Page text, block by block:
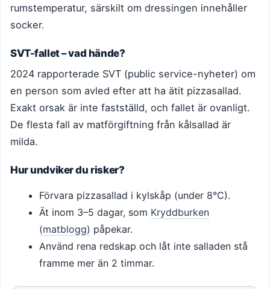
rumstemperatur, särskilt om dressingen innehåller
socker.
SVT-fallet – vad hände?
2024 rapporterade SVT (public service-nyheter) om
en person som avled efter att ha ätit pizzasallad.
Exakt orsak är inte fastställd, och fallet är ovanligt.
De flesta fall av matförgiftning från kålsallad är
milda.
Hur undviker du risker?
Förvara pizzasallad i kylskåp (under 8°C).
Ät inom 3–5 dagar, som Kryddburken
(matblogg) påpekar.
Använd rena redskap och låt inte salladen stå
framme mer än 2 timmar.